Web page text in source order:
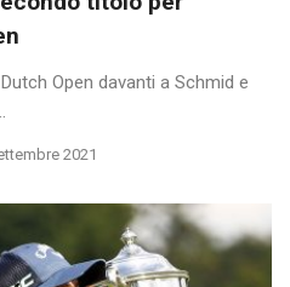
Open davanti a Schmid e
2021